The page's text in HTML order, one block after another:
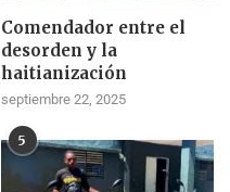
Comendador entre el
desorden y la
haitianización
septiembre 22, 2025
5